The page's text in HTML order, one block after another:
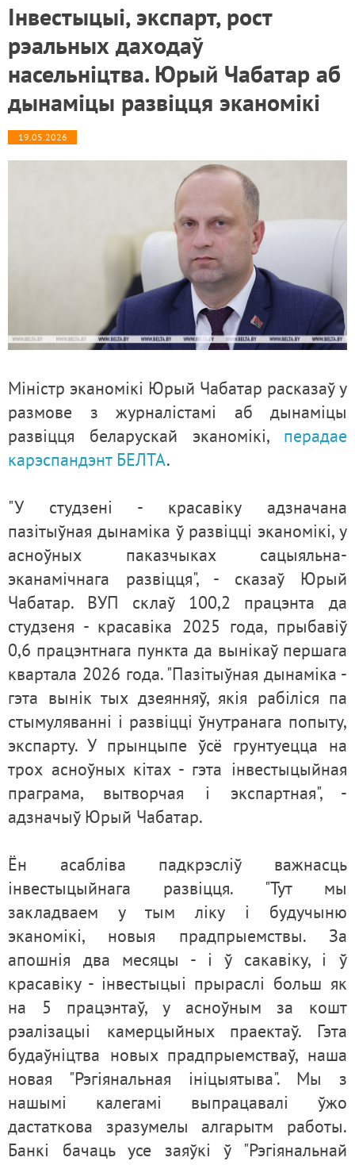
Інвестыцыі, экспарт, рост
рэальных даходаў
насельніцтва. Юрый Чабатар аб
дынаміцы развіцця эканомікі
19.05.2026
Міністр эканомікі Юрый Чабатар расказаў у
размове з журналістамі аб дынаміцы
развіцця беларускай эканомікі, перадае
карэспандэнт БЕЛТА.
"У студзені - красавіку адзначана
пазітыўная дынаміка ў развіцці эканомікі, у
асноўных паказчыках сацыяльна-
эканамічнага развіцця", - сказаў Юрый
Чабатар. ВУП склаў 100,2 працэнта да
студзеня - красавіка 2025 года, прыбавіў
0,6 працэнтнага пункта да вынікаў першага
квартала 2026 года. "Пазітыўная дынаміка -
гэта вынік тых дзеянняў, якія рабіліся па
стымуляванні і развіцці ўнутранага попыту,
экспарту. У прынцыпе ўсё грунтуецца на
трох асноўных кітах - гэта інвестыцыйная
праграма, вытворчая і экспартная", -
адзначыў Юрый Чабатар.
Ён асабліва падкрэсліў важнасць
інвестыцыйнага развіцця. "Тут мы
закладваем у тым ліку і будучыню
эканомікі, новыя прадпрыемствы. За
апошнія два месяцы - і ў сакавіку, і ў
красавіку - інвестыцыі прыраслі больш як
на 5 працэнтаў, у асноўным за кошт
рэалізацыі камерцыйных праектаў. Гэта
будаўніцтва новых прадпрыемстваў, наша
новая "Рэгіянальная ініцыятыва". Мы з
нашымі калегамі выпрацавалі ўжо
дастаткова зразумелы алгарытм работы.
Банкі бачаць усе заяўкі ў "Рэгіянальнай